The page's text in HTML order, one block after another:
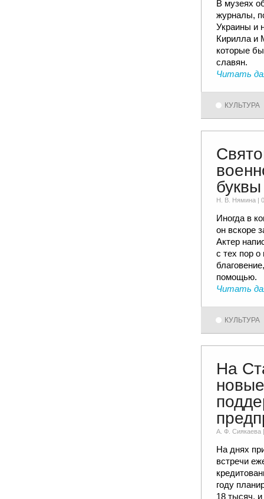
В музеях
журналы,
Украины и
Кирилла и
которые
славян.
Читать
КУЛЬТУРА
буквы
Н. В. Няминa |
Иногда в
он вскоре
Актер
с тех пор о
помощью.
Читать
КУЛЬТУРА
На
А. Ф. Сиякаевa
На днях
встречи
году
18 тысяч,